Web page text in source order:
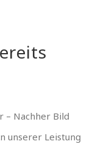
– Nachher Bild
unserer Leistung